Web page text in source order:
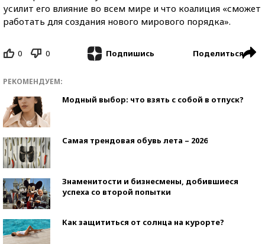
усилит его влияние во всем мире и что коалиция «сможет
работать для создания нового мирового порядка».
0 0 Подпишись Поделиться
РЕКОМЕНДУЕМ:
Модный выбор: что взять с собой в отпуск?
Самая трендовая обувь лета – 2026
Знаменитости и бизнесмены, добившиеся
успеха со второй попытки
Как защититься от солнца на курорте?